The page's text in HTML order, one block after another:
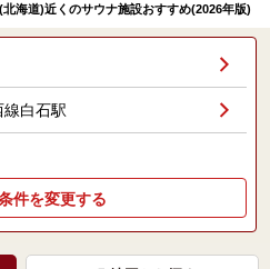
海道)近くのサウナ施設おすすめ(2026年版)
白石駅
件を変更する